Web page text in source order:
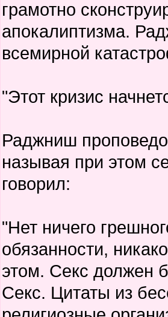
грамотно
апокалиптизма.
всемирной
"Этот кризис
Раджниш
называя при этом
говорил:
"Нет ничего
обязанности,
этом. Секс должен
Секс. Цитаты из